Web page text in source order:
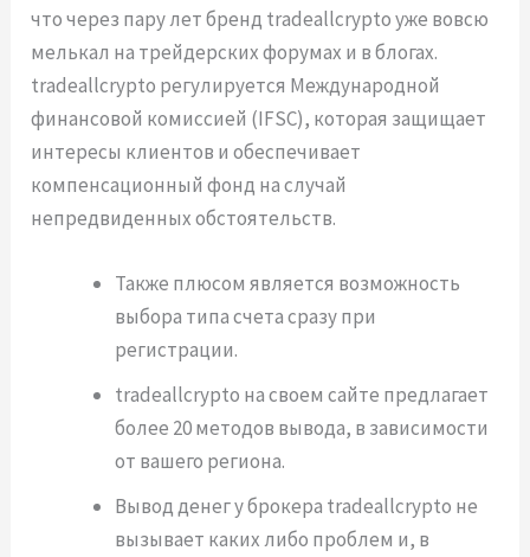
что через пару лет бренд tradeallcrypto уже вовсю
мелькал на трейдерских форумах и в блогах.
tradeallcrypto регулируется Международной
финансовой комиссией (IFSC), которая защищает
интересы клиентов и обеспечивает
компенсационный фонд на случай
непредвиденных обстоятельств.
Также плюсом является возможность
выбора типа счета сразу при
регистрации.
tradeallcrypto на своем сайте предлагает
более 20 методов вывода, в зависимости
от вашего региона.
Вывод денег у брокера tradeallcrypto не
вызывает каких либо проблем и, в